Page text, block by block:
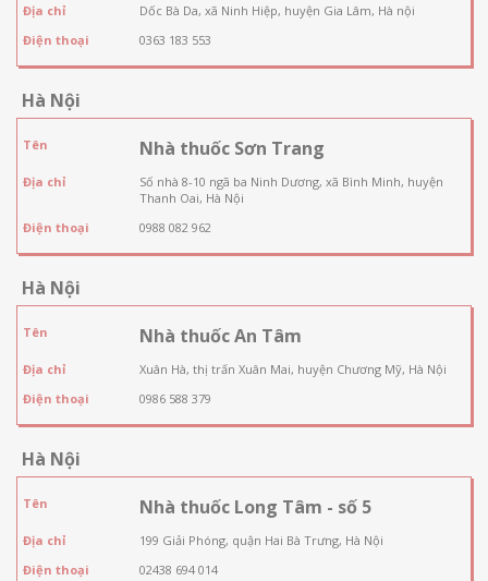
Địa chỉ
Dốc Bà Da, xã Ninh Hiệp, huyện Gia Lâm, Hà nội
Điện thoại
0363 183 553
Hà Nội
Tên Nhà thuốc Sơn Trang
Địa chỉ
Số nhà 8-10 ngã ba Ninh Dương, xã Bình Minh, huyện
Thanh Oai, Hà Nội
Điện thoại
0988 082 962
Hà Nội
Tên Nhà thuốc An Tâm
Địa chỉ
Xuân Hà, thị trấn Xuân Mai, huyện Chương Mỹ, Hà Nội
Điện thoại
0986 588 379
Hà Nội
Tên Nhà thuốc Long Tâm - số 5
Địa chỉ
199 Giải Phóng, quận Hai Bà Trưng, Hà Nội
Điện thoại
02438 694 014